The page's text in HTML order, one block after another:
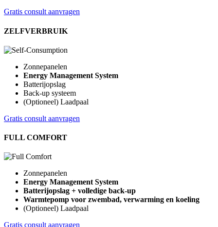
Gratis consult aanvragen
ZELFVERBRUIK
Zonnepanelen
Energy Management System
Batterijopslag
Back-up systeem
(Optioneel) Laadpaal
Gratis consult aanvragen
FULL COMFORT
Zonnepanelen
Energy Management System
Batterijopslag + volledige back-up
Warmtepomp voor zwembad, verwarming en koeling
(Optioneel) Laadpaal
Gratis consult aanvragen